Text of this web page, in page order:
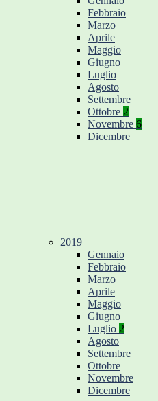
Febbraio
Marzo
Aprile
Maggio
Giugno
Luglio
Agosto
Settembre
Ottobre 2
Novembre 6
Dicembre
2019
Gennaio
Febbraio
Marzo
Aprile
Maggio
Giugno
Luglio 2
Agosto
Settembre
Ottobre
Novembre
Dicembre